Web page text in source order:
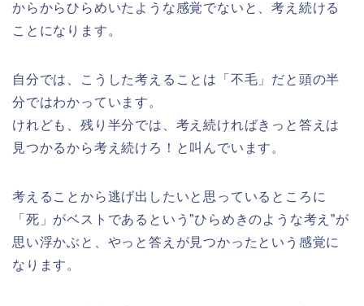
からからひらめいたような感覚でないと、考え続ける
ことになります。
自分では、こうした考えることは「不毛」だと頭の半
分ではわかっています。
けれども、残り半分では、考え続ければきっと答えは
見つかるから考え続けろ！と叫んでいます。
考えることから逃げ出したいと思っているところに
「死」がベストであるという”ひらめきのような考え”が
思い浮かぶと、やっと答えが見つかったという感覚に
なります。